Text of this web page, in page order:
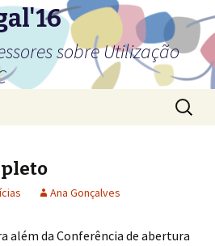
sobre Utilização
por:
Ana Gonçalves
além da Conferência de abertura